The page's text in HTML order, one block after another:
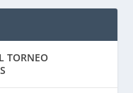
TORNEO